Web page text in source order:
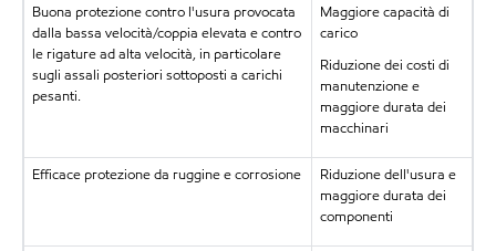
Buona protezione contro l'usura provocata
dalla bassa velocità/coppia elevata e contro
le rigature ad alta velocità, in particolare
sugli assali posteriori sottoposti a carichi
pesanti.
Maggiore capacità di
carico
Riduzione dei costi di
manutenzione e
maggiore durata dei
macchinari
Efficace protezione da ruggine e corrosione
Riduzione dell'usura e
maggiore durata dei
componenti